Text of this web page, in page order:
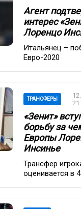
Агент
интерес
Лоренцо
Итальянец –
Евро-2020
ТРАНСФЕРЫ
«Зенит»
борьбу за
Европы
Инсинье
Трансфер
оценивается в